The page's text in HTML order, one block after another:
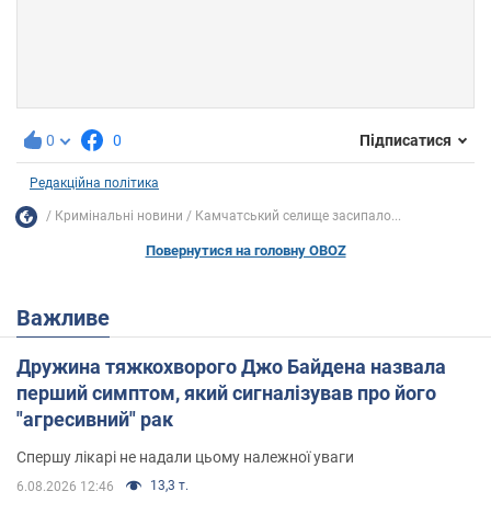
0 0 Підписатися
Редакційна політика
Кримінальні новини Камчатський селище засипало...
Повернутися на головну OBOZ
Важливе
Дружина тяжкохворого Джо Байдена назвала
перший симптом, який сигналізував про його
"агресивний" рак
Спершу лікарі не надали цьому належної уваги
6.08.2026 12:46 13,3 т.